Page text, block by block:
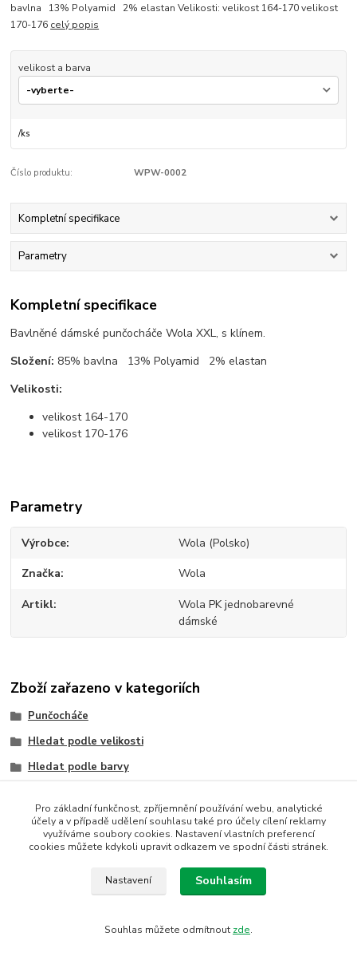
bavlna 13% Polyamid 2% elastan Velikosti: velikost 164-170 velikost
170-176 celý popis
velikost a barva
/ks
Číslo produktu: WPW-0002
Kompletní specifikace
Parametry
Kompletní specifikace
Bavlněné dámské punčocháče Wola XXL, s klínem.
Složení: 85% bavlna 13% Polyamid 2% elastan
Velikosti:
velikost 164-170
velikost 170-176
Parametry
Výrobce Wola (Polsko)
Značka Wola
Artikl
Wola PK jednobarevné
dámské
Zboží zařazeno v kategoriích
Punčocháče
Hledat podle velikosti
Hledat podle barvy
jednobarevné kryjící
XXL
Pro základní funkčnost, zpříjemnění používání webu, analytické
účely a v případě udělení souhlasu také pro účely cílení reklamy
využíváme soubory cookies. Nastavení vlastních preferencí
cookies můžete kdykoli upravit odkazem ve spodní části stránek.
Nastavení Souhlasím
Souhlas můžete odmítnout zde.